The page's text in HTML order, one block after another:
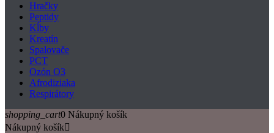
Hračky
Peptidy
Kĺby
Kreatín
Spalovače
PCT
Ozón O3
Afrodiziaka
Respirátory
shopping_cart0 Nákupný košík
Nákupný košík